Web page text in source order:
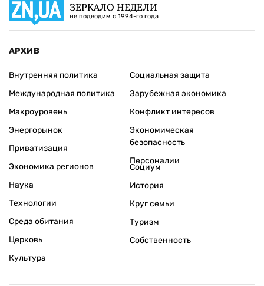
ЗЕРКАЛО НЕДЕЛИ
не подводим с 1994-го года
АРХИВ
Внутренняя политика
Международная политика
Макроуровень
Энергорынок
Приватизация
Экономика регионов
Социальная защита
Зарубежная экономика
Конфликт интересов
Экономическая
безопасность
Персоналии
Наука
Технологии
Среда обитания
Церковь
Культура
Социум
История
Круг семьи
Туризм
Собственность